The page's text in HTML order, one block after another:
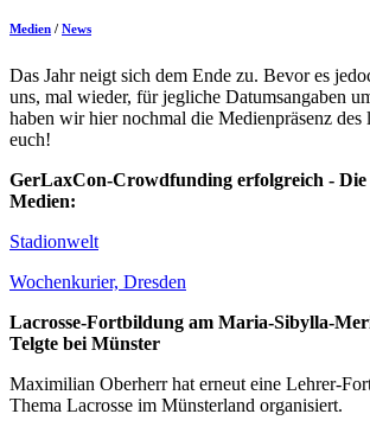
Medien / News
Das Jahr neigt sich dem Ende zu. Bevor es
uns, mal wieder, für jegliche Datumsangaben
haben wir hier nochmal die Medienpräsenz des
euch!
GerLaxCon-Crowdfunding erfolgreich - Die
Medien:
Stadionwelt
Wochenkurier, Dresden
Lacrosse-Fortbildung am Maria-Sibylla-
Telgte bei Münster
Maximilian Oberherr hat erneut eine Lehrer-
Thema Lacrosse im Münsterland organisiert.